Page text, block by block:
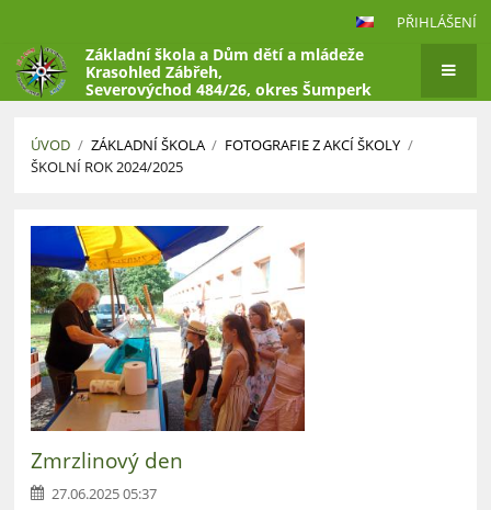
PŘIHLÁŠENÍ
Základní škola a Dům dětí a mládeže
Krasohled Zábřeh,
Severovýchod 484/26, okres Šumperk
ÚVOD / ZÁKLADNÍ ŠKOLA / FOTOGRAFIE Z AKCÍ ŠKOLY /
ŠKOLNÍ ROK 2024/2025
Školní
rok
2024/2025
Zmrzlinový den
27.06.2025 05:37